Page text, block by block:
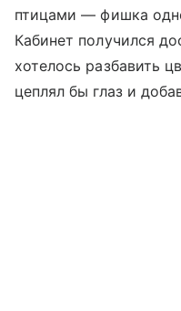
птицами — фишка
Кабинет получился
хотелось разбавить
цеплял бы глаз и